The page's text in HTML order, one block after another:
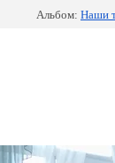
Альбом: Наши